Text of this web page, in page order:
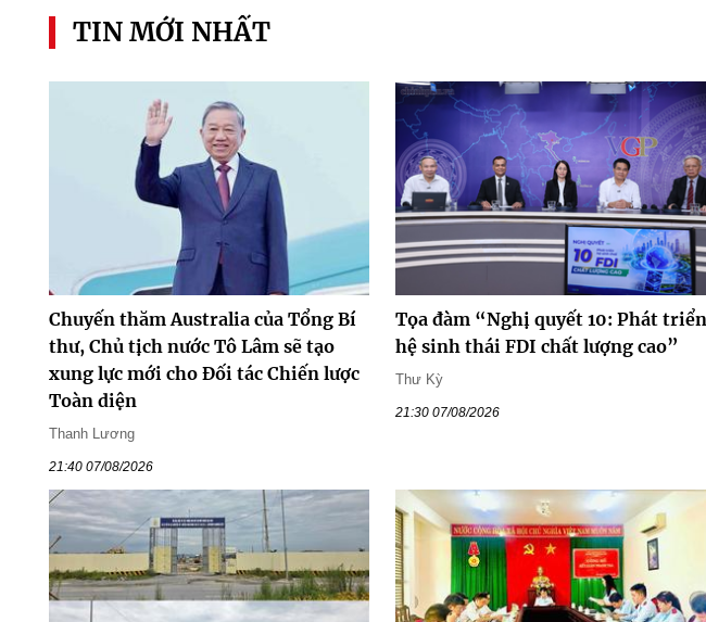
TIN MỚI NHẤT
Chuyến thăm Australia của Tổng Bí
thư, Chủ tịch nước Tô Lâm sẽ tạo
xung lực mới cho Đối tác Chiến lược
Toàn diện
Thanh Lương
21:40 07/08/2026
Tọa đàm “Nghị quyết 10: Phát triển
hệ sinh thái FDI chất lượng cao”
Thư Kỳ
21:30 07/08/2026